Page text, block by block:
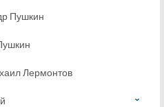
Пушкин
Лермонтов